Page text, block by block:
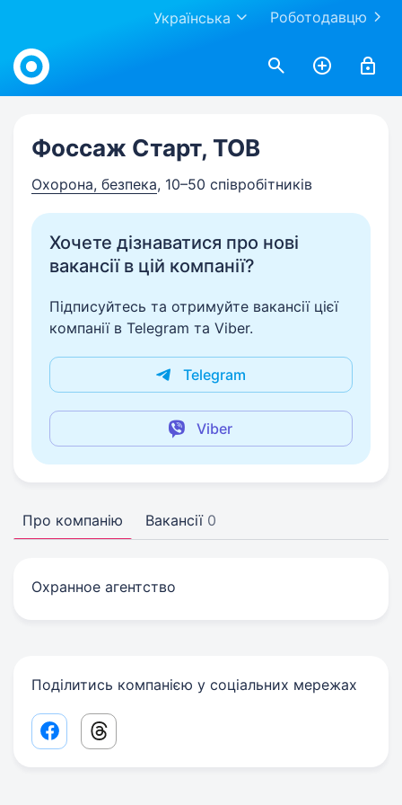
Роботодавцю
Українська
Work.ua
Фоссаж Старт, ТОВ
Охорона, безпека, 10–50 співробітників
Хочете дізнаватися про нові
вакансії в цій компанії?
Підписуйтесь та отримуйте вакансії цієї
компанії в Telegram та Viber.
Telegram
Viber
Про компанію Вакансії 0
Охранное агентство
Поділитись компанією у соціальних мережах
Facebook share link
Threads share link